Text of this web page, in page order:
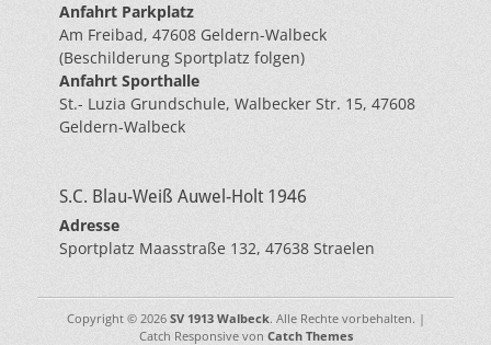
Anfahrt Parkplatz
Am Freibad, 47608 Geldern-Walbeck
(Beschilderung Sportplatz folgen)
Anfahrt Sporthalle
St.- Luzia Grundschule, Walbecker Str. 15, 47608
Geldern-Walbeck
S.C. Blau-Weiß Auwel-Holt 1946
Adresse
Sportplatz Maasstraße 132, 47638 Straelen
Copyright © 2026 SV 1913 Walbeck. Alle Rechte vorbehalten. |
Catch Responsive von Catch Themes